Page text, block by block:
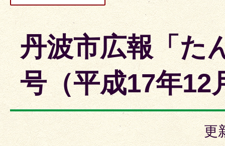
丹波市広報「た
号（平成17年12
更